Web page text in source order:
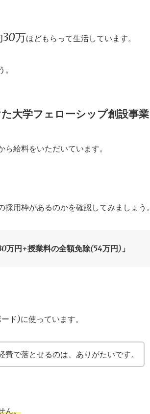
30万ほどもらって生活しています。
大学フェローシップ創設事業
ら給料をいただいています。
用枠があるのかを確認してみましょう。
万円+授業料の全額免除(54万円)」
ド)に使っています。
で落とせるのは、ありがたいです。
ん。